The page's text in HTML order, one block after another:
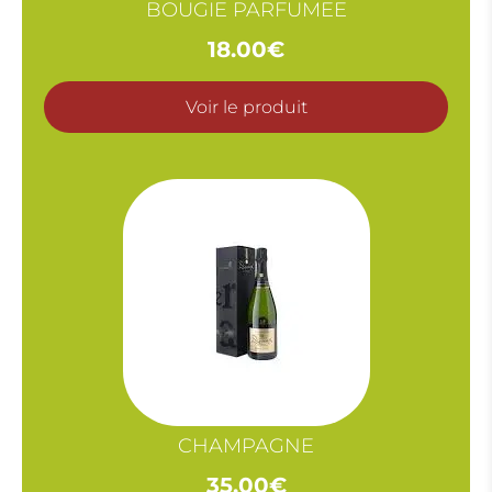
BOUGIE PARFUMEE
18.00€
Voir le produit
CHAMPAGNE
35.00€